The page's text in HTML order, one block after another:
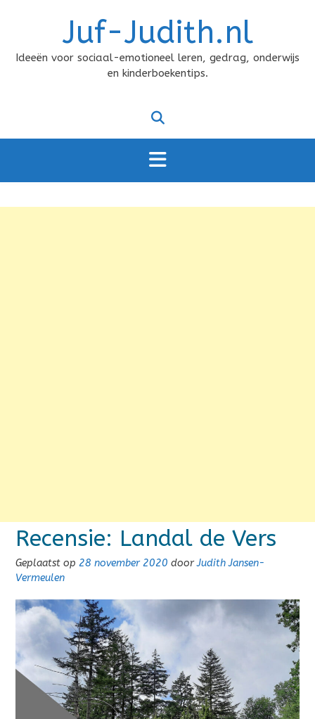
Juf-Judith.nl
Ideeën voor sociaal-emotioneel leren, gedrag, onderwijs
en kinderboekentips.
Recensie: Landal de Vers
Geplaatst op 28 november 2020 doorJudith Jansen-
Vermeulen